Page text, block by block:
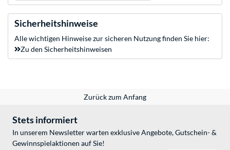
Sicherheitshinweise
Alle wichtigen Hinweise zur sicheren Nutzung finden Sie hier:
Zu den Sicherheitshinweisen
Zurück zum Anfang
Stets informiert
In unserem Newsletter warten exklusive Angebote, Gutschein- &
Gewinnspielaktionen auf Sie!